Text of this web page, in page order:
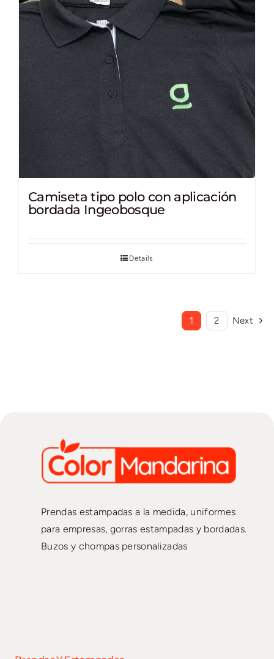
Camiseta tipo polo con aplicación
bordada Ingeobosque
Details
1 2 Next
Prendas estampadas a la medida, uniformes
para empresas, gorras estampadas y bordadas.
Buzos y chompas personalizadas